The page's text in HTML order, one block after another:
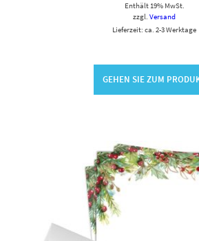
Enthält 19% MwSt.
zzgl. Versand
Lieferzeit: ca. 2-3 Werktage
GEHEN SIE ZUM